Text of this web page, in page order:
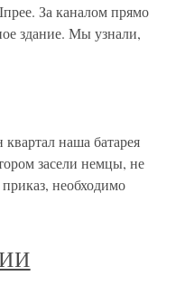
За каналом прямо
здание. Мы узнали,
наша батарея
засели немцы, не
необходимо